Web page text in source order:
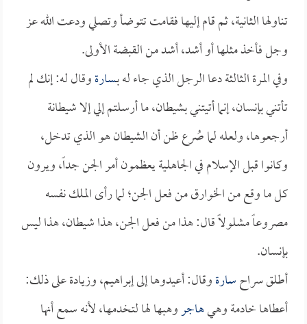
تناولها الثانية، ثم قام إليها فقامت تتوضأ وتصلي ودعت الله عز
وجل فأخذ مثلها أو أشد، أشد من القبضة الأولى.
وفي المرة الثالثة دعا الرجل الذي جاء له بـسارةوقال له: إنك لم
تأتني بإنسان، إنما أتيتني بشيطان، ما أرسلتم إلي إلا شيطانة
أرجعوها، ولعله لما صُرع ظن أن الشيطان هو الذي تدخل،
وكانوا قبل الإسلام في الجاهلية يعظمون أمر الجن جداً، ويرون
كل ما وقع من الخوارق من فعل الجن؛ لما رأى الملك نفسه
مصروعاً مشلولاً قال: هذا من فعل الجن، هذا شيطان، هذا ليس
بإنسان.
أطلق سراحسارةوقال: أعيدوها إلى إبراهيم، وزيادة على ذلك:
أعطاها خادمة وهيهاجروهبها لها لتخدمها، لأنه سمع أنها